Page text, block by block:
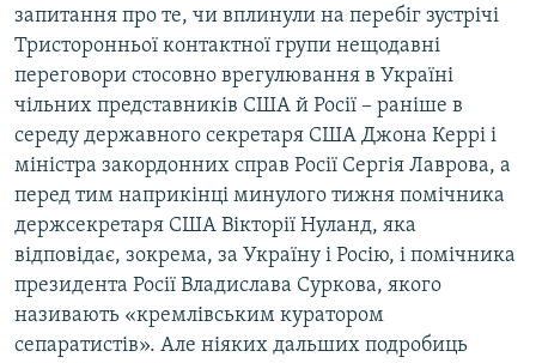
запитання про те, чи вплинули на перебіг зустрічі
Тристоронньої контактної групи нещодавні
переговори стосовно врегулювання в Україні
чільних представників США й Росії – раніше в
середу державного секретаря США Джона Керрі і
міністра закордонних справ Росії Сергія Лаврова, а
перед тим наприкінці минулого тижня помічника
держсекретаря США Вікторії Нуланд, яка
відповідає, зокрема, за Україну і Росію, і помічника
президента Росії Владислава Суркова, якого
називають «кремлівським куратором
сепаратистів». Але ніяких дальших подробиць